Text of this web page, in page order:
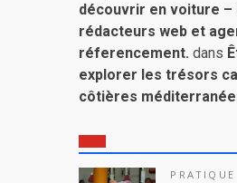
découvrir en voiture –
rédacteurs web et
réferencement. dans
explorer les trésors
côtières
PRATIQUE